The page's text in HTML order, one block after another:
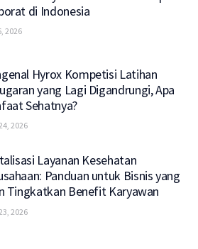
di Indonesia
2026
Hyrox Kompetisi Latihan
yang Lagi Digandrungi, Apa
Sehatnya?
2026
Layanan Kesehatan
Panduan untuk Bisnis yang
Tingkatkan Benefit Karyawan
2026